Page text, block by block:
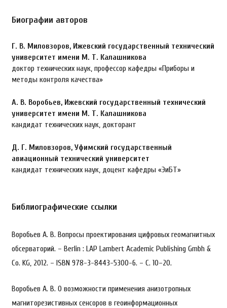
Биографии авторов
Г. В. Миловзоров, Ижевский государственный технический
университет имени М. Т. Калашникова
доктор технических наук, профессор кафедры «Приборы и
методы контроля качества»
А. В. Воробьев, Ижевский государственный технический
университет имени М. Т. Калашникова
кандидат технических наук, докторант
Д. Г. Миловзоров, Уфимский государственный
авиационный технический университет
кандидат технических наук, доцент кафедры «ЭиБТ»
Библиографические ссылки
Воробьев А. В. Вопросы проектирования цифровых геомагнитных
обсерваторий. – Berlin : LAP Lambert Academic Publishing Gmbh &
Co. KG, 2012. – ISBN 978-3-8443-5300-6. – С. 10–20.
Воробьев А. В. О возможности применения анизотропных
магниторезистивных сенсоров в геоинформационных